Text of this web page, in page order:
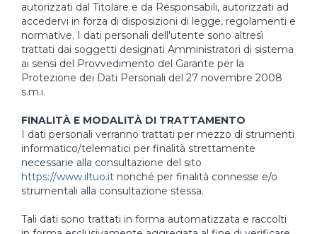
autorizzati dal Titolare e da Responsabili, autorizzati ad
accedervi in forza di disposizioni di legge, regolamenti e
normative. I dati personali dell'utente sono altresì
trattati dai soggetti designati Amministratori di sistema
ai sensi del Provvedimento del Garante per la
Protezione dei Dati Personali del 27 novembre 2008
s.m.i.
FINALITÀ E MODALITÀ DI TRATTAMENTO
I dati personali verranno trattati per mezzo di strumenti
informatico/telematici per finalità strettamente
necessarie alla consultazione del sito
https://www.iltuo.it nonché per finalità connesse e/o
strumentali alla consultazione stessa.
Tali dati sono trattati in forma automatizzata e raccolti